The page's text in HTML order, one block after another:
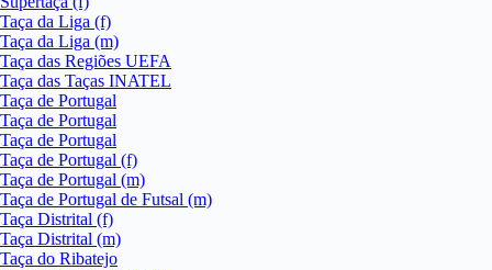
Taça da Liga (f)
Taça da Liga (m)
Taça das Regiões UEFA
Taça das Taças INATEL
Taça de Portugal
Taça de Portugal
Taça de Portugal
Taça de Portugal (f)
Taça de Portugal (m)
Taça de Portugal de Futsal (m)
Taça Distrital (f)
Taça Distrital (m)
Taça do Ribatejo